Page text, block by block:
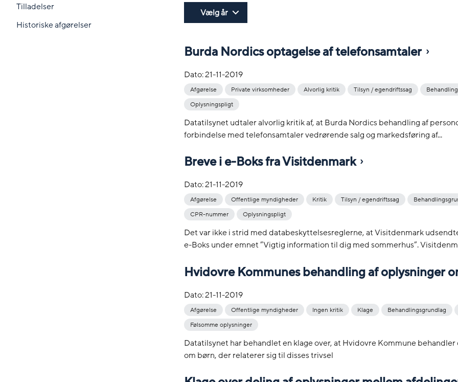
Tilladelser
Historiske afgørelser
Vælg år
Burda Nordics optagelse af telefonsamtaler
Dato:21-11-2019
Afgørelse Private virksomheder Alvorlig kritik Tilsyn / egendriftssag
Oplysningspligt
Datatilsynet udtaler alvorlig kritik af, at Burda Nordics behandling af
forbindelse med telefonsamtaler vedrørende salg og markedsføring af...
Breve i e-Boks fra Visitdenmark
Dato:21-11-2019
Afgørelse Offentlige myndigheder Kritik Tilsyn / egendriftssag
CPR-nummer
Oplysningspligt
Det var ikke i strid med databeskyttelsesreglerne, at Visitdenmark
e-Boks under emnet ”Vigtig information til dig med sommerhus”.
Hvidovre Kommunes behandling af oplysninger
Dato:21-11-2019
Afgørelse Offentlige myndigheder Ingen kritik Klage Behandlingsgrundlag
Følsomme oplysninger
Datatilsynet har behandlet en klage over, at Hvidovre Kommune
om børn, der relaterer sig til disses trivsel